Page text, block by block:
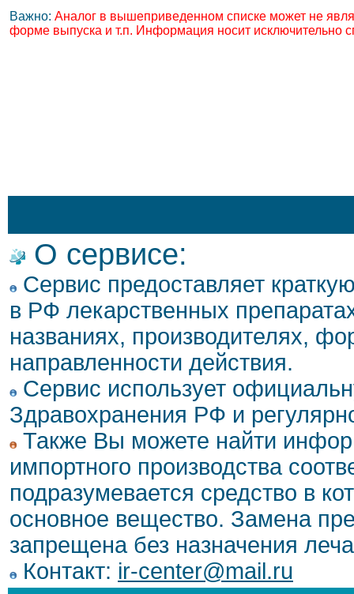
Важно: Аналог в вышеприведенном списке может не
форме выпуска и т.п. Информация носит исключительно
О сервисе:
Сервис предоставляет
в РФ лекарственных
названиях, производителях,
направленности действия.
Сервис использует
Здравохранения РФ и
Также Вы можете найти
импортного производства
подразумевается средство в
основное вещество. Замена
запрещена без назначения
Контакт: ir-center@mail.ru